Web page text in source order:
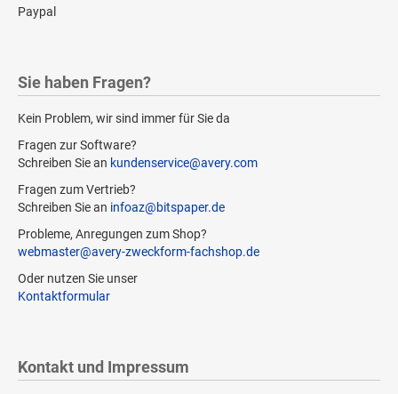
Paypal
Sie haben Fragen?
Kein Problem, wir sind immer für Sie da
Fragen zur Software?
Schreiben Sie an kundenservice@avery.com
Fragen zum Vertrieb?
Schreiben Sie an infoaz@bitspaper.de
Probleme, Anregungen zum Shop?
webmaster@avery-zweckform-fachshop.de
Oder nutzen Sie unser
Kontaktformular
Kontakt und Impressum